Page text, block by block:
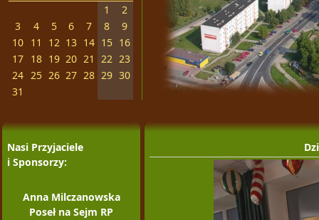
1
2
3
4 5 6 7 8
9
10
11 12 13 14 15 16
17
18 19 20 21 22 23
24
25 26 27 28 29 30
31
Nasi Przyjaciele
i Sponsorzy:
Anna Milczanowska
Poseł na Sejm RP